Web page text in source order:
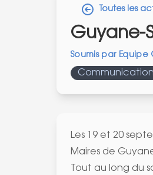
Toutes les
Guyane-
Soumis par Equipe
Communication
Les 19 et 20
Maires de
Tout au long du